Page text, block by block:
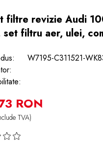
filtre revizie Audi
set filtru aer, ulei,
W7195-C311521-
RON
TVA)